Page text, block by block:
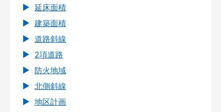
延床面積
建築面積
道路斜線
2項道路
防火地域
北側斜線
地区計画